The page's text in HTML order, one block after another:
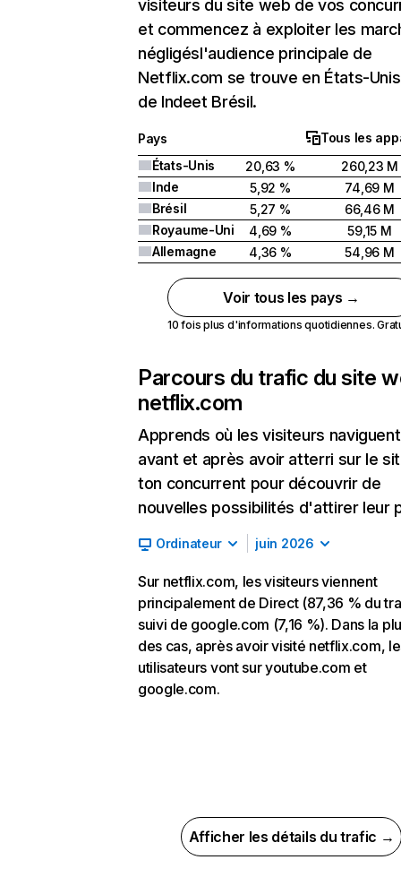
visiteurs du site web de vos
et commencez à exploiter les
négligésl'audience principale de
Netflix.com se trouve en États-
de Indeet Brésil.
Pays
Tous les
États-Unis
20,63 %
260,23 M
Inde
5,92 %
74,69 M
Brésil
5,27 %
66,46 M
Royaume-Uni
4,69 %
59,15 M
Allemagne
4,36 % 54,96 M
Voir tous les pays →
10 fois plus d'informations quotidiennes.
Parcours du trafic du site
netflix.com
Apprends où les visiteurs naviguent
avant et après avoir atterri sur le
ton concurrent pour découvrir de
nouvelles possibilités d'attirer leur
Ordinateur juin 2026
Sur netflix.com, les visiteurs viennent
principalement de Direct (87,36 % du
suivi de google.com (7,16 %). Dans la
des cas, après avoir visité netflix.com,
utilisateurs vont sur youtube.com et
google.com.
Afficher les détails du trafic →